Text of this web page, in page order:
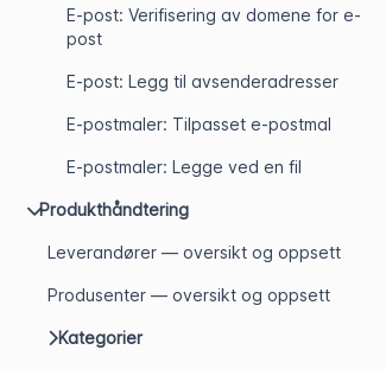
E-post: Verifisering av domene for e-
post
E-post: Legg til avsenderadresser
E-postmaler: Tilpasset e-postmal
E-postmaler: Legge ved en fil
Produkthåndtering
Leverandører — oversikt og oppsett
Produsenter — oversikt og oppsett
Kategorier